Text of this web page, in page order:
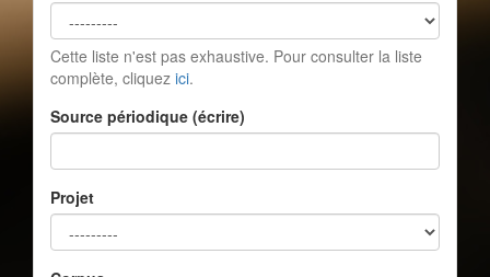
Cette liste n'est pas exhaustive. Pour consulter la liste
complète, cliquez ici.
Source périodique (écrire)
Projet